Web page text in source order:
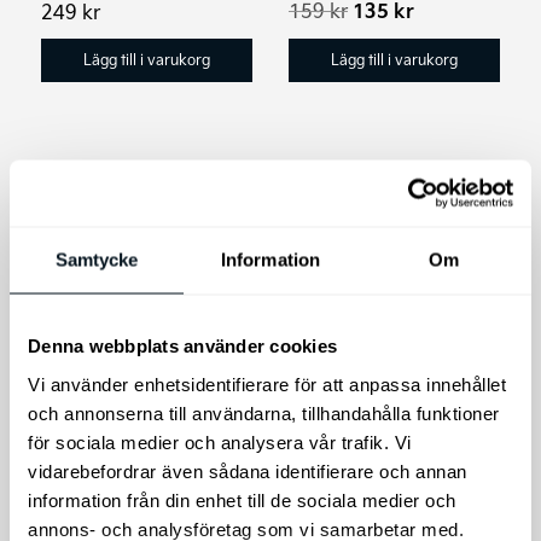
Samtycke Information Om
Denna webbplats använder cookies
Vi använder enhetsidentifierare för att anpassa innehållet
och annonserna till användarna, tillhandahålla funktioner
för sociala medier och analysera vår trafik. Vi
vidarebefordrar även sådana identifierare och annan
information från din enhet till de sociala medier och
annons- och analysföretag som vi samarbetar med.
249 kr
Lägg till i varukorg
159kr Det
ursprungliga
priset
var:
135 krDet
nuvarande
priset
är:
Lägg till i varukorg
WSH Ceramic Wet
Coat 500 ml
Ceramic Wet Coat
WSH Multirengöring
Alkalisk Avfettning
Degreasing 1L
Alkalisk Avfettning